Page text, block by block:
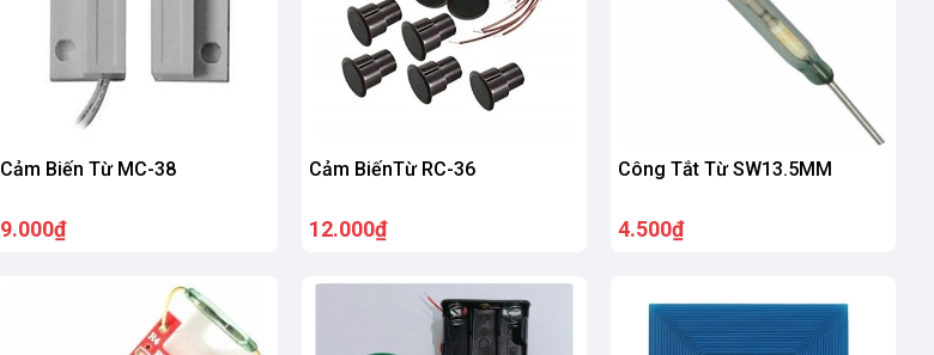
Cảm Biến Từ MC-38
9.000₫
Cảm BiếnTừ RC-36
12.000₫
Công Tắt Từ SW13.5MM
4.500₫